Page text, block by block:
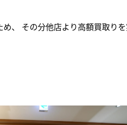
、 その分他店より高額買取り